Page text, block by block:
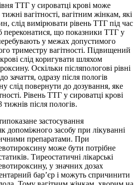
ТТГ у сироватці крові може
вагітності, вагітним жінкам, які
слід вимірювати рівень ТТГ під час
переконатися, що показники ТТГ у
у межах допустимого
триместру вагітності. Підвищений
слід коригувати шляхом
Оскільки післяпологові рівні
зачаття, одразу після пологів
слід повернути до дозування, яке
Рівень ТТГ у сироватці крові
тижнів після пологів.
застосування
допоміжного засобу при лікуванні
препаратами. При
може бути потрібне
Тиреостатичні лікарські
у значних дозах
бар’єр і можуть спричинити